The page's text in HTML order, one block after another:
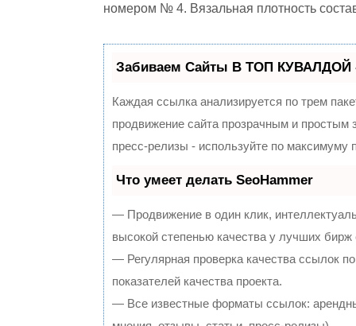
номером № 4. Вязальная плотность
Забиваем Сайты В ТОП КУВАЛДОЙ -
Каждая ссылка анализируется по трем
продвижение сайта прозрачным и
пресс-релизы - используйте по
Что умеет делать SeoHammer
— Продвижение в один клик,
высокой степенью качества у лучших бирж
— Регулярная проверка качества ссылок
показателей качества проекта.
— Все известные форматы ссылок: